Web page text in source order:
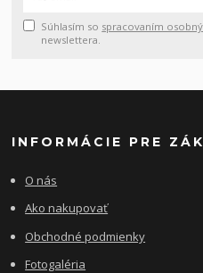
Súhlasím so spracovaním
newslettera.
INFORMÁCIE PRE
O nás
Ako nakupovať
Obchodné podmienky
Fotogaléria